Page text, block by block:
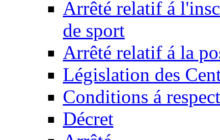
Arrêté relatif á
de sport
Arrêté relatif á la
Législation des
Conditions á
Décret